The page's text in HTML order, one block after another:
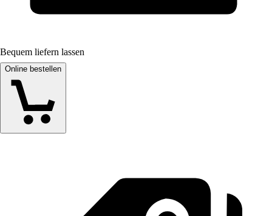
Bequem liefern lassen
Online bestellen